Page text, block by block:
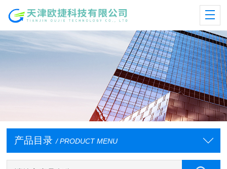
产品目录 / PRODUCT MENU